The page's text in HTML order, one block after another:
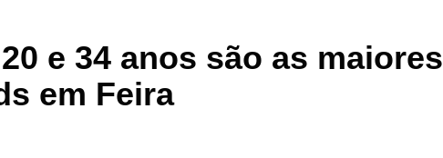
e 34 anos são as maiores
em Feira